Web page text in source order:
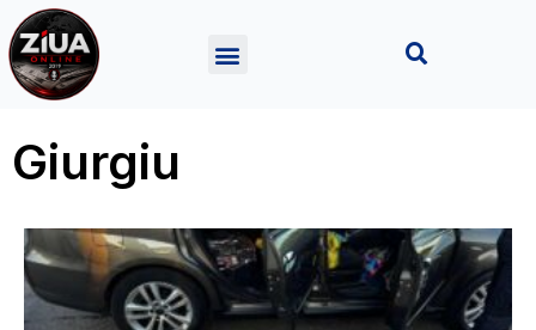
Giurgiu